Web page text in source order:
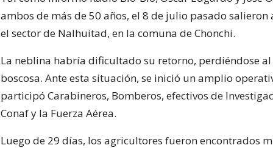
ambos de más de 50 años, el 8 de julio pasado
el sector de Nalhuitad, en la comuna de Chonchi.
La neblina habría dificultado su retorno, perdiéndose
boscosa. Ante esta situación, se inició un amplio
participó Carabineros, Bomberos, efectivos de
Conaf y la Fuerza Aérea.
Luego de 29 días, los agricultores fueron encontrados